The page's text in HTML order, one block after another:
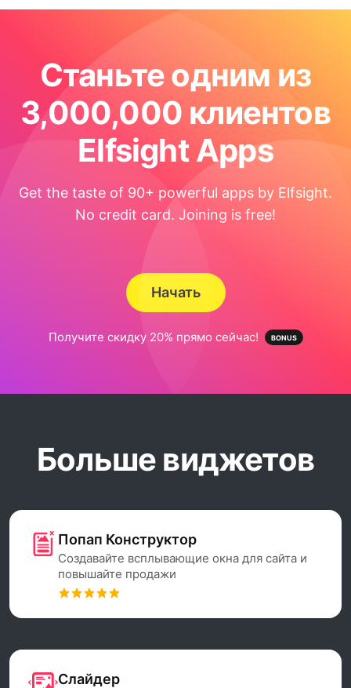
Станьте одним из
3,000,000 клиентов
Elfsight Apps
Get the taste of 90+ powerful apps by Elfsight.
No credit card. Joining is free!
Начать
Получите скидку 20% прямо сейчас!
Больше виджетов
Попап Конструктор
Создавайте всплывающие окна для сайта и
повышайте продажи
Слайдер